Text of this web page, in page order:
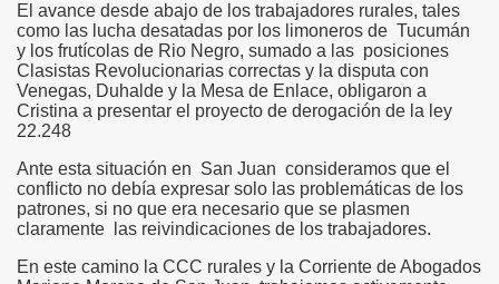
El avance desde abajo de los trabajadores rurales, tales
como las lucha desatadas por los limoneros de Tucumán
y los frutícolas de Rio Negro, sumado a las posiciones
Clasistas Revolucionarias correctas y la disputa con
Venegas, Duhalde y la Mesa de Enlace, obligaron a
Cristina a presentar el proyecto de derogación de la ley
22.248
Ante esta situación en San Juan consideramos que el
conflicto no debía expresar solo las problemáticas de los
patrones, si no que era necesario que se plasmen
claramente las reivindicaciones de los trabajadores.
En este camino la CCC rurales y la Corriente de Abogados